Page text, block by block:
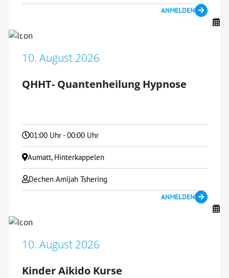
ANMELDEN
10. August 2026
QHHT- Quantenheilung Hypnose
01:00 Uhr - 00:00 Uhr
Aumatt, Hinterkappelen
Dechen Amijah Tshering
ANMELDEN
10. August 2026
Kinder Aikido Kurse